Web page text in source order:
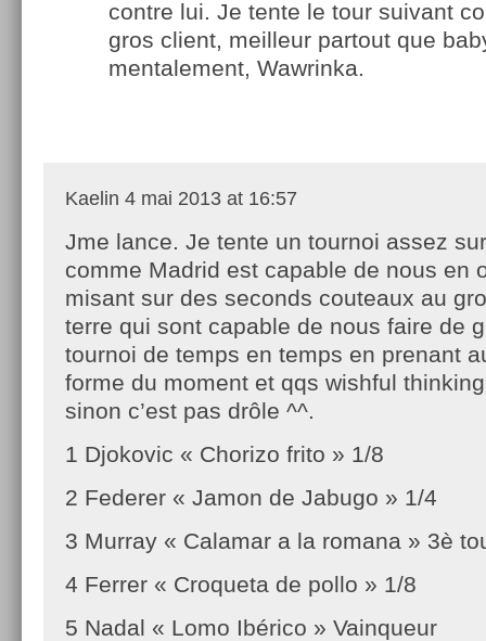
contre lui. Je tente le tour suivant
gros client, meilleur partout que
mentalement, Wawrinka.
Kaelin 4 mai 2013 at 16:57
Jme lance. Je tente un tournoi assez
comme Madrid est capable de nous en
misant sur des seconds couteaux au
terre qui sont capable de nous faire de
tournoi de temps en temps en prenant
forme du moment et qqs wishful
sinon c’est pas drôle ^^.
1 Djokovic « Chorizo frito » 1/8
2 Federer « Jamon de Jabugo » 1/4
3 Murray « Calamar a la romana » 3è
4 Ferrer « Croqueta de pollo » 1/8
5 Nadal « Lomo Ibérico » Vainqueur